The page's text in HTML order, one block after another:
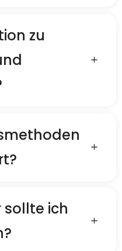
zu
sollte ich